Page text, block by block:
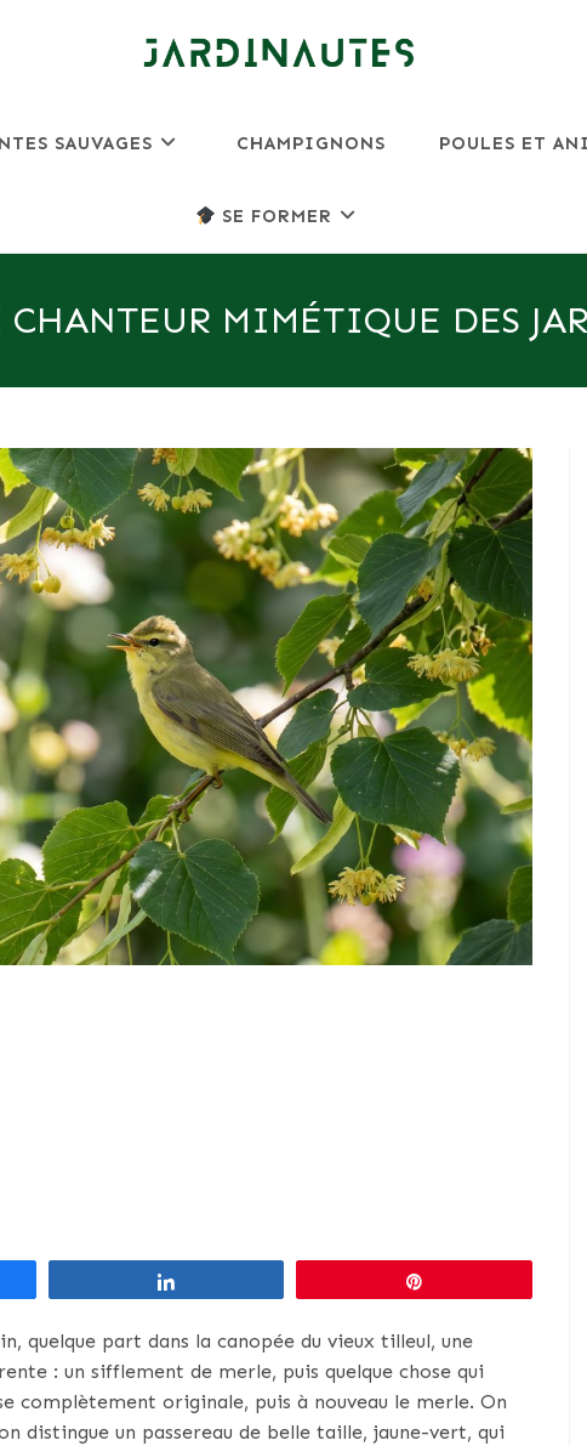
SAUVAGES CHAMPIGNONS POULES ET
SE FORMER
MIMÉTIQUE DES
quelque part dans la canopée du vieux tilleul, une
: un sifflement de merle, puis quelque chose qui
complètement originale, puis à nouveau le merle. On
distingue un passereau de belle taille, jaune-vert, qui